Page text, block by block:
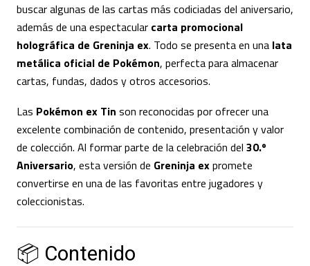
buscar algunas de las cartas más codiciadas del aniversario,
además de una espectacular carta promocional
holográfica de Greninja ex. Todo se presenta en una lata
metálica oficial de Pokémon, perfecta para almacenar
cartas, fundas, dados y otros accesorios.
Las Pokémon ex Tin son reconocidas por ofrecer una
excelente combinación de contenido, presentación y valor
de colección. Al formar parte de la celebración del 30.º
Aniversario, esta versión de Greninja expromete
convertirse en una de las favoritas entre jugadores y
coleccionistas.
📦 Contenido